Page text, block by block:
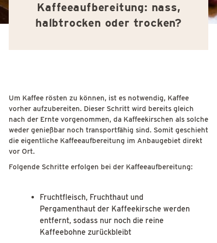
Kaffeeaufbereitung: nass,
halbtrocken oder trocken?
Um Kaffee rösten zu können, ist es notwendig, Kaffee
vorher aufzubereiten. Dieser Schritt wird bereits gleich
nach der Ernte vorgenommen, da Kaffeekirschen als solche
weder genießbar noch transportfähig sind. Somit geschieht
die eigentliche Kaffeeaufbereitung im Anbaugebiet direkt
vor Ort.
Folgende Schritte erfolgen bei der Kaffeeaufbereitung:
Fruchtfleisch, Fruchthaut und
Pergamenthaut der Kaffeekirsche werden
entfernt, sodass nur noch die reine
Kaffeebohne zurückbleibt